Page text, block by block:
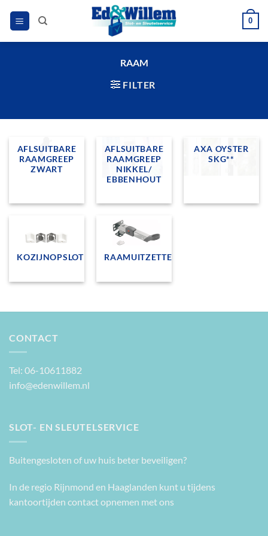
naar
0
RAAM
FILTER
AFLSUITBARE
RAAMGREEP
ZWART
AFLSUITBARE
RAAMGREEP
NIKKEL/
EBBENHOUT
AXA OYSTER
SKG**
KOZIJNOPSLOT RAAMUITZETTERS
CONTACT
Tel: 06-10611882
info@edenwillem.nl
SLOT- EN SLEUTELSERVICE
Buitengesloten of uw huis beter beveiligen?
In de regio Rijnmond en Haaglanden kunt u tijdens
kantoortijden contact opnemen met ons